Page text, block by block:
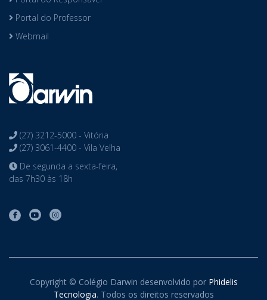
Portal do Professor
Webmail
(27) 3212-5000 - Vitória
(27) 3061-4400 - Vila Velha
De segunda a sexta-feira,
das 7h30 às 18h
Copyright © Colégio Darwin desenvolvido por Phidelis
Tecnologia. Todos os direitos reservados